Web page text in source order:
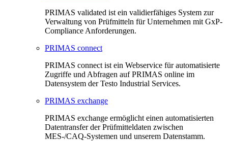
PRIMAS validated ist ein validierfähiges System zur
Verwaltung von Prüfmitteln für Unternehmen mit GxP-
Compliance Anforderungen.
PRIMAS connect
PRIMAS connect ist ein Webservice für automatisierte
Zugriffe und Abfragen auf PRIMAS online im
Datensystem der Testo Industrial Services.
PRIMAS exchange
PRIMAS exchange ermöglicht einen automatisierten
Datentransfer der Prüfmitteldaten zwischen
MES-/CAQ-Systemen und unserem Datenstamm.